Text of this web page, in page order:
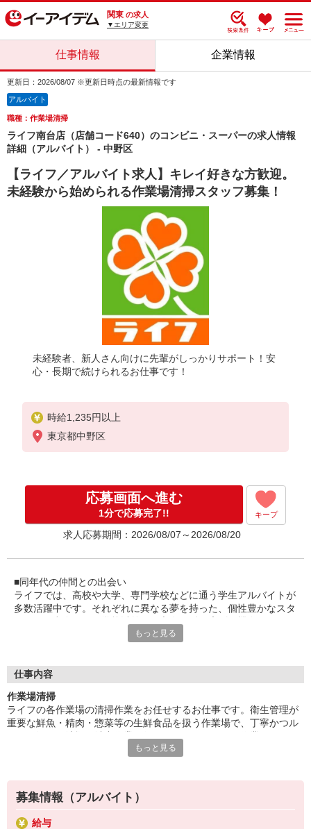
関東 の求人
▼エリア変更
仕事情報 企業情報
更新日：2026/08/07 ※更新日時点の最新情報です
アルバイト
職種：作業場清掃
ライフ南台店（店舗コード640）のコンビニ・スーパーの求人情報
詳細（アルバイト） - 中野区
【ライフ／アルバイト求人】キレイ好きな方歓迎。
未経験から始められる作業場清掃スタッフ募集！
未経験者、新人さん向けに先輩がしっかりサポート！安
心・長期で続けられるお仕事です！
時給1,235円以上
東京都中野区
応募画面へ進む
1分で応募完了!! キープ
求人応募期間：2026/08/07～2026/08/20
■同年代の仲間との出会い
ライフでは、高校や大学、専門学校などに通う学生アルバイトが
多数活躍中です。それぞれに異なる夢を持った、個性豊かなスタ
す。同年代の仲間からいい刺激を受け、成長しながら働きたい方
■笑顔で働ける職場
アットホームな雰囲気のお店です。長期で活躍するスタッフに
は、お客さまから笑顔でお声がけをいただくことも。最初は、覚
えていただく作業が多く感じるかもしれませんが、難しいお仕事
はありませんので、どなたでも楽しく働くことができます。
もっと見る
仕事内容
作業場清掃
ライフの各作業場の清掃作業をお任せするお仕事です。衛生管理が
重要な鮮魚・精肉・惣菜等の生鮮食品を扱う作業場で、丁寧かつル
ど、先輩が一から慣れるまで指導を行いますので、未経験の方やア
もっと見る
募集情報（アルバイト）
給与